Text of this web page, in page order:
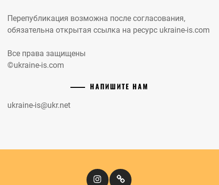
Перепубликация возможна после согласования,
обязательна открытая ссылка на ресурс ukraine-is.com
Все права защищены
©ukraine-is.com
НАПИШИТЕ НАМ
ukraine-is@ukr.net
InstagramКіномандри